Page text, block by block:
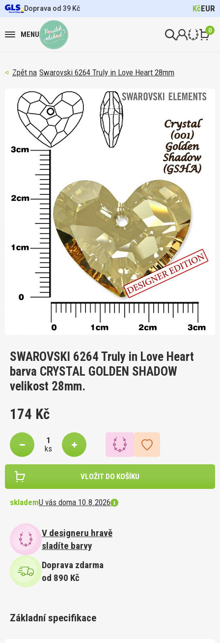
Doprava od 39 Kč KčEUR
MENU 0
Swarovski 6264 Truly in Love Heart 28mm
SWAROVSKI 6264 Truly in Love Heart
barva CRYSTAL GOLDEN SHADOW
velikost 28mm.
174 Kč
ks
VLOŽIT DO KOŠÍKU
sklademU vás doma 10.8.2026
V designeru hravě
sladíte barvy
Doprava zdarma
od 890 Kč
Základní specifikace